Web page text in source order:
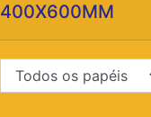
400X600MM